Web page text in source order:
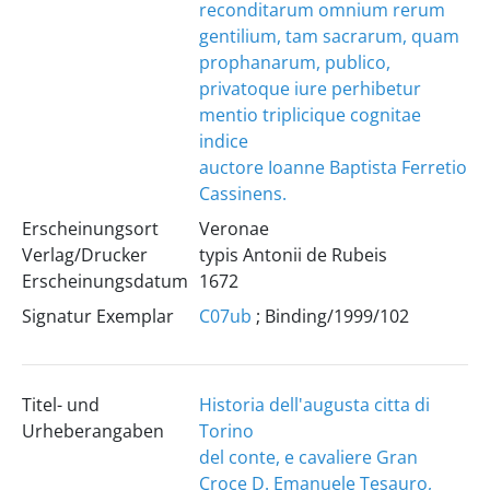
reconditarum omnium rerum
gentilium, tam sacrarum, quam
prophanarum, publico,
privatoque iure perhibetur
mentio triplicique cognitae
indice
auctore Ioanne Baptista Ferretio
Cassinens.
Erscheinungsort
Verlag/Drucker
Erscheinungsdatum
Veronae
typis Antonii de Rubeis
1672
Signatur Exemplar
C07ub ; Binding/1999/102
Titel- und
Urheberangaben
Historia dell'augusta citta di
Torino
del conte, e cavaliere Gran
Croce D. Emanuele Tesauro,